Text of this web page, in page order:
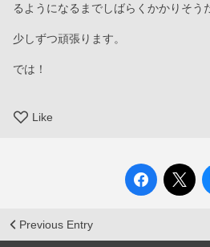
るようになるまでしばらくかかりそう
少しずつ頑張ります。
では！
Like
Previous Entry